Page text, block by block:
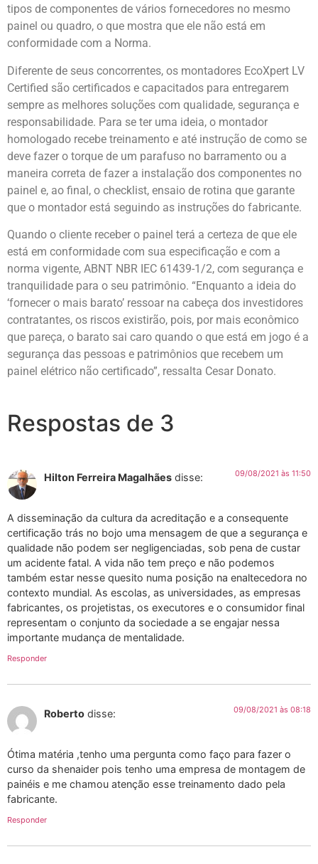
tipos de componentes de vários fornecedores no mesmo
painel ou quadro, o que mostra que ele não está em
conformidade com a Norma.
Diferente de seus concorrentes, os montadores EcoXpert LV
Certified são certificados e capacitados para entregarem
sempre as melhores soluções com qualidade, segurança e
responsabilidade. Para se ter uma ideia, o montador
homologado recebe treinamento e até instrução de como se
deve fazer o torque de um parafuso no barramento ou a
maneira correta de fazer a instalação dos componentes no
painel e, ao final, o checklist, ensaio de rotina que garante
que o montador está seguindo as instruções do fabricante.
Quando o cliente receber o painel terá a certeza de que ele
está em conformidade com sua especificação e com a
norma vigente, ABNT NBR IEC 61439-1/2, com segurança e
tranquilidade para o seu patrimônio. “Enquanto a ideia do
‘fornecer o mais barato’ ressoar na cabeça dos investidores
contratantes, os riscos existirão, pois, por mais econômico
que pareça, o barato sai caro quando o que está em jogo é a
segurança das pessoas e patrimônios que recebem um
painel elétrico não certificado”, ressalta Cesar Donato.
Respostas de 3
Hilton Ferreira Magalhães disse: 09/08/2021 às 11:50
A disseminação da cultura da acreditação e a consequente
certificação trás no bojo uma mensagem de que a segurança e
qualidade não podem ser negligenciadas, sob pena de custar
um acidente fatal. A vida não tem preço e não podemos
também estar nesse quesito numa posição na enaltecedora no
contexto mundial. As escolas, as universidades, as empresas
fabricantes, os projetistas, os executores e o consumidor final
representam o conjunto da sociedade a se engajar nessa
importante mudança de mentalidade.
Responder
Roberto disse: 09/08/2021 às 08:18
Ótima matéria ,tenho uma pergunta como faço para fazer o
curso da shenaider pois tenho uma empresa de montagem de
painéis e me chamou atenção esse treinamento dado pela
fabricante.
Responder